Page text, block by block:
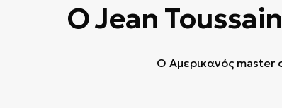
Ο Jean
Ο Αμερικανός master